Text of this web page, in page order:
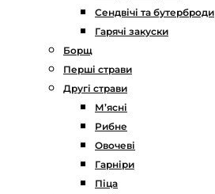
Сендвічі та бутерброди
Гарячі закуски
Борщ
Перші страви
Другі страви
М’ясні
Рибне
Овочеві
Гарніри
Піца